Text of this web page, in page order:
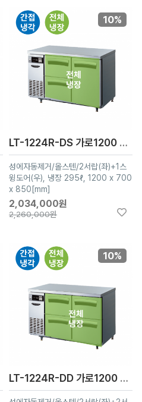
10%
LT-1224R-DS 가로1200 냉장3칸
성에자동제거/올스텐/2서랍(좌)+1스
윙도어(우), 냉장 295ℓ, 1200 x 700
x 850[mm]
2,034,000원
2,260,000원
10%
LT-1224R-DD 가로1200 냉장4칸